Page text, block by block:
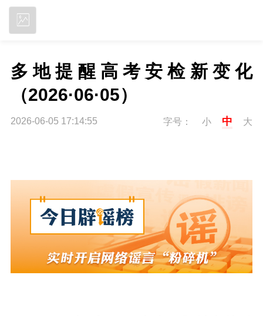
多地提醒高考安检新变化
（2026·06·05）
2026-06-05 17:14:55 字号： 小 中 大